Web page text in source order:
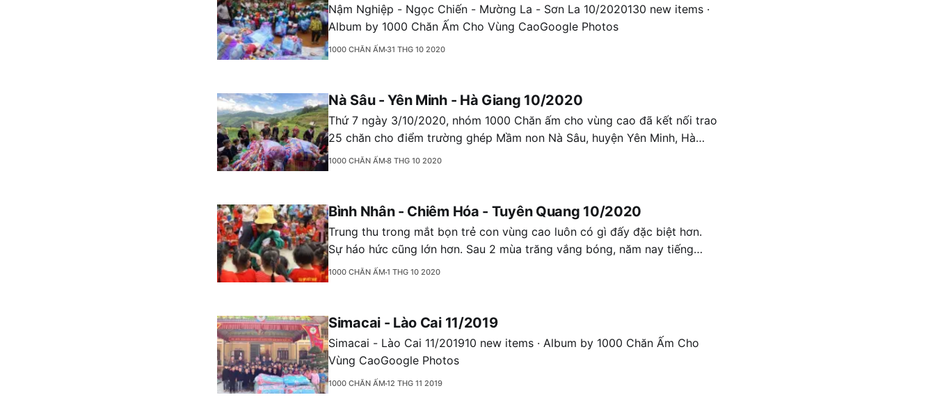
Nậm Nghiệp - Ngọc Chiến - Mường La - Sơn La 10/2020130 new items ·
Album by 1000 Chăn Ấm Cho Vùng CaoGoogle Photos
1000 CHĂN ẤM 31 THG 10 2020
Nà Sâu - Yên Minh - Hà Giang 10/2020
Thứ 7 ngày 3/10/2020, nhóm 1000 Chăn ấm cho vùng cao đã kết nối trao
25 chăn cho điểm trường ghép Mầm non Nà Sâu, huyện Yên Minh, Hà
Giang, phục vụ cho công tác bán trú ngủ trưa tại trường của 60 bạn. Các
1000 CHĂN ẤM 8 THG 10 2020
Bình Nhân - Chiêm Hóa - Tuyên Quang 10/2020
Trung thu trong mắt bọn trẻ con vùng cao luôn có gì đấy đặc biệt hơn.
Sự háo hức cũng lớn hơn. Sau 2 mùa trăng vắng bóng, năm nay tiếng
trống của Trung thu rộn ràng đã trở lại với thôn Bình Nhân, Chiêm Hóa,
1000 CHĂN ẤM 1 THG 10 2020
Simacai - Lào Cai 11/2019
Simacai - Lào Cai 11/201910 new items · Album by 1000 Chăn Ấm Cho
Vùng CaoGoogle Photos
1000 CHĂN ẤM 12 THG 11 2019